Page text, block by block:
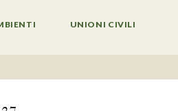
UNIONI CIVILI